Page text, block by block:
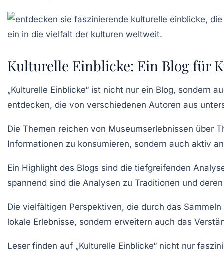
Kulturelle Einblicke: Ein Blog für
„Kulturelle Einblicke“ ist nicht nur ein Blog, sondern
entdecken, die von verschiedenen Autoren aus
Die Themen reichen von Museumserlebnissen über
Informationen zu konsumieren, sondern auch aktiv
Ein Highlight des Blogs sind die tiefgreifenden
spannend sind die Analysen zu Traditionen und
Die vielfältigen Perspektiven, die durch das
lokale Erlebnisse, sondern erweitern auch das
Leser finden auf „Kulturelle Einblicke“ nicht nur